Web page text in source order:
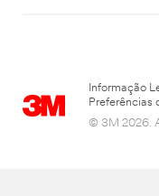
Informação
Preferências
© 3M 2026.